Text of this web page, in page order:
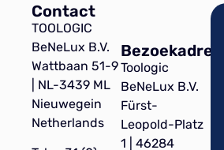
Contact
TOOLOGIC
BeNeLux B.V.
Wattbaan 51-9
| NL-3439 ML
Nieuwegein
Netherlands
Bezoekadres
Toologic
BeNeLux B.V.
Fürst-
Leopold-Platz
1 | 46284